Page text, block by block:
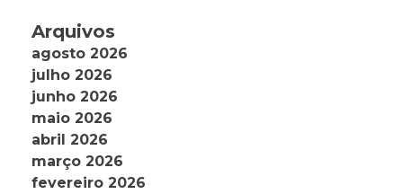
Arquivos
agosto 2026
julho 2026
junho 2026
maio 2026
abril 2026
março 2026
fevereiro 2026